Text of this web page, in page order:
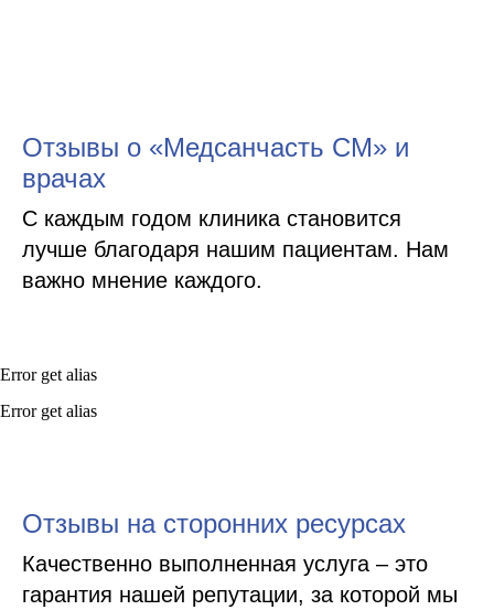
Отзывы о «Медсанчасть СМ» и
врачах
С каждым годом клиника становится
лучше благодаря нашим пациентам. Нам
важно мнение каждого.
Error get alias
Error get alias
Отзывы на сторонних ресурсах
Качественно выполненная услуга – это
гарантия нашей репутации, за которой мы